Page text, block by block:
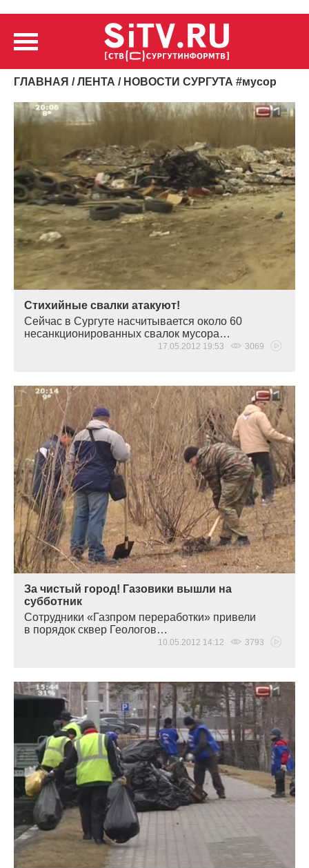
ГЛАВНАЯ /ЛЕНТА / НОВОСТИ СУРГУТА #мусор
Стихийные свалки атакуют!
Сейчас в Сургуте насчитывается около 60
несанкционированных свалок мусора…
17.05.2012 19:53 3069
За чистый город! Газовики вышли на
субботник
Сотрудники «Газпром переработки» привели
в порядок сквер Геологов…
10.05.2012 14:12 3793